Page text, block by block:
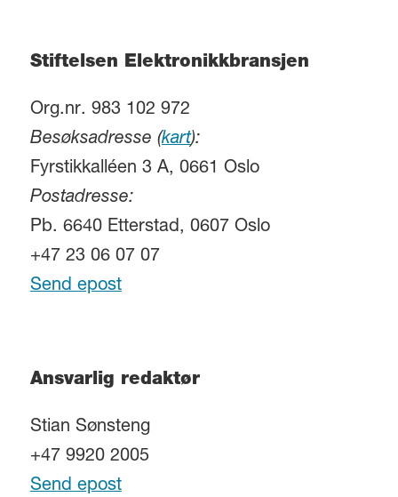
Stiftelsen Elektronikkbransjen
Org.nr. 983 102 972
Besøksadresse (kart):
Fyrstikkalléen 3 A, 0661 Oslo
Postadresse:
Pb. 6640 Etterstad, 0607 Oslo
+47 23 06 07 07
Send epost
Ansvarlig redaktør
Stian Sønsteng
+47 9920 2005
Send epost